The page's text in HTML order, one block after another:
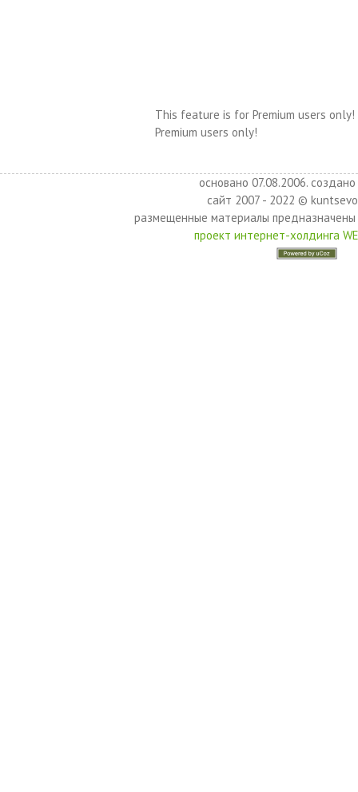
This feature is for Premium users only!
Premium users only!
основано 07.08.2006.
сайт 2007 - 2022 ©
размещенные материалы
проект интернет-холдинга